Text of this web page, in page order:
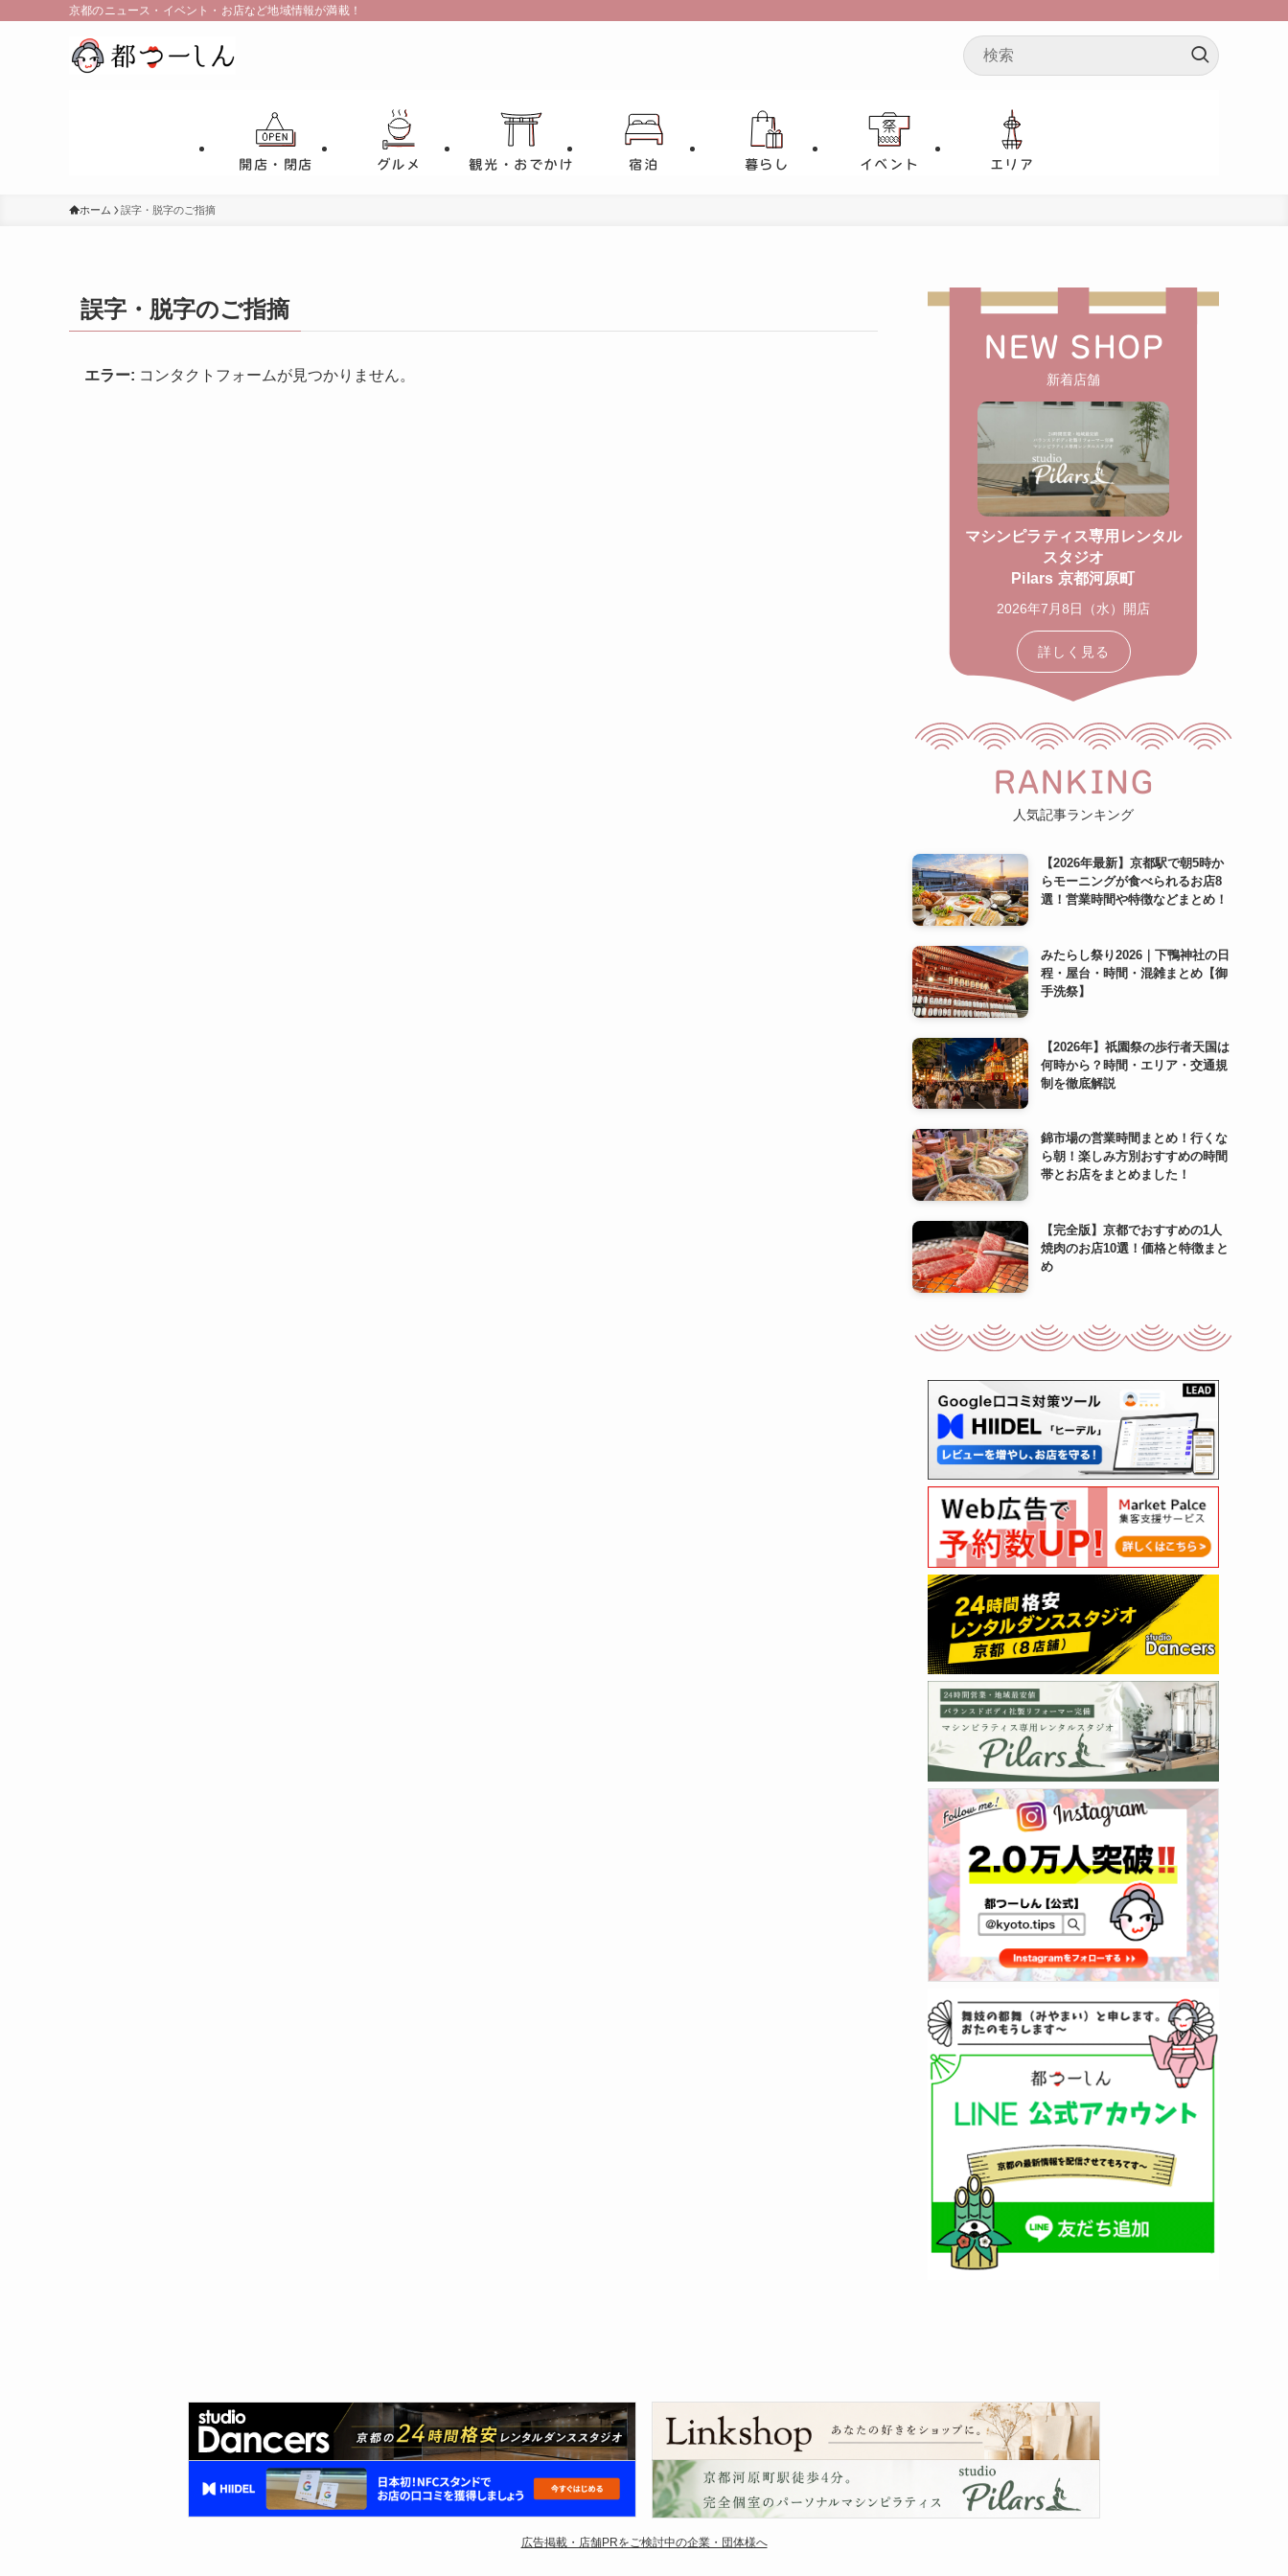
京都のニュース・イベント・お店など地域情報が満載！
開店・閉店 グルメ 観光・おでかけ 宿泊 暮らし イベント エリア
ホーム 誤字・脱字のご指摘
誤字・脱字のご指摘
エラー: コンタクトフォームが見つかりません。
NEW SHOP
新着店舗
マシンピラティス専用レンタル
スタジオ
Pilars 京都河原町
2026年7月8日（水）開店
詳しく見る
RANKING
人気記事ランキング
【2026年最新】京都駅で朝5時か
らモーニングが食べられるお店8
選！営業時間や特徴などまとめ！
みたらし祭り2026｜下鴨神社の日
程・屋台・時間・混雑まとめ【御
手洗祭】
【2026年】祇園祭の歩行者天国は
何時から？時間・エリア・交通規
制を徹底解説
錦市場の営業時間まとめ！行くな
ら朝！楽しみ方別おすすめの時間
帯とお店をまとめました！
【完全版】京都でおすすめの1人
焼肉のお店10選！価格と特徴まと
め
広告掲載・店舗PRをご検討中の企業・団体様へ